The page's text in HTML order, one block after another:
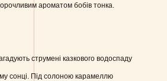
ароматом бобів тонка.
струмені казкового водоспаду
сонці. Під солоною карамеллю